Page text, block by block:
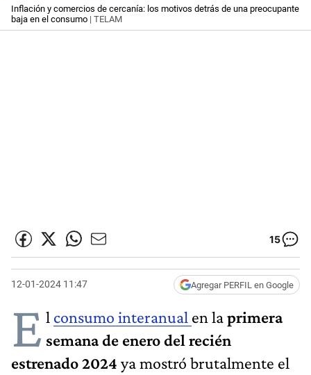
Inflación y comercios de cercanía: los motivos detrás de una preocupante
baja en el consumo | TELAM
15
12-01-2024 11:47 Agregar PERFIL en Google
E l consumo interanual en laprimera
semana de enero del recién
estrenado 2024 ya mostró brutalmente el